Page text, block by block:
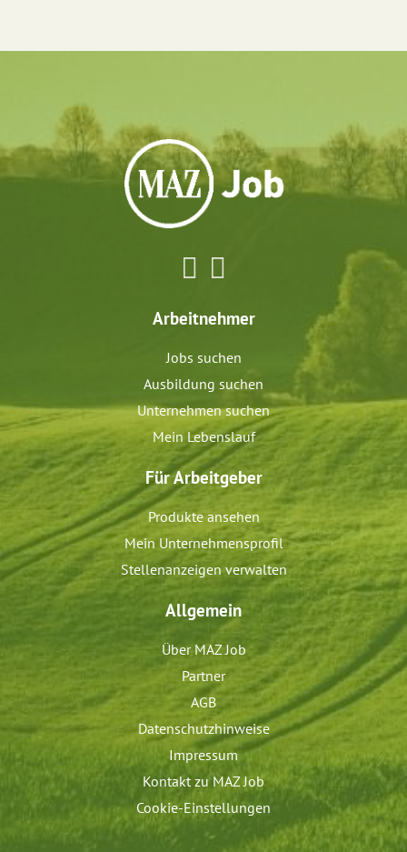
Arbeitnehmer
Jobs suchen
Ausbildung suchen
Unternehmen suchen
Mein Lebenslauf
Für Arbeitgeber
Produkte ansehen
Mein Unternehmensprofil
Stellenanzeigen verwalten
Allgemein
Über MAZ Job
Partner
AGB
Datenschutzhinweise
Impressum
Kontakt zu MAZ Job
Cookie-Einstellungen